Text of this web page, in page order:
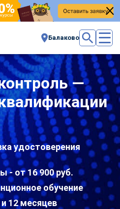
Балаково
—
удостоверения
- от 16 900 руб.
обучение
и 12 месяцев